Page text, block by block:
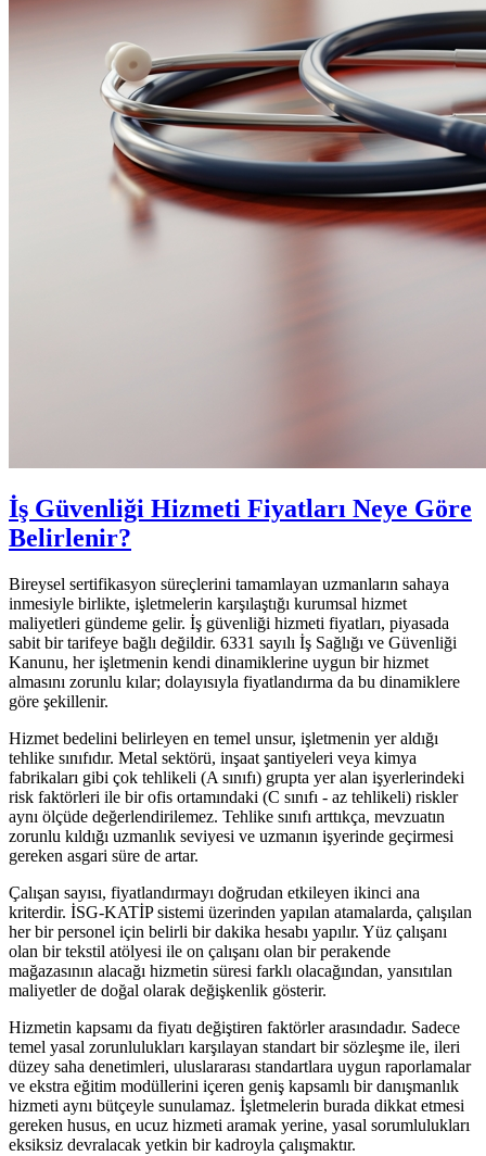
İş Güvenliği Hizmeti Fiyatları Neye Göre
Belirlenir?
Bireysel sertifikasyon süreçlerini tamamlayan uzmanların sahaya
inmesiyle birlikte, işletmelerin karşılaştığı kurumsal hizmet
maliyetleri gündeme gelir. İş güvenliği hizmeti fiyatları, piyasada
sabit bir tarifeye bağlı değildir. 6331 sayılı İş Sağlığı ve Güvenliği
Kanunu, her işletmenin kendi dinamiklerine uygun bir hizmet
almasını zorunlu kılar; dolayısıyla fiyatlandırma da bu dinamiklere
göre şekillenir.
Hizmet bedelini belirleyen en temel unsur, işletmenin yer aldığı
tehlike sınıfıdır. Metal sektörü, inşaat şantiyeleri veya kimya
fabrikaları gibi çok tehlikeli (A sınıfı) grupta yer alan işyerlerindeki
risk faktörleri ile bir ofis ortamındaki (C sınıfı - az tehlikeli) riskler
aynı ölçüde değerlendirilemez. Tehlike sınıfı arttıkça, mevzuatın
zorunlu kıldığı uzmanlık seviyesi ve uzmanın işyerinde geçirmesi
gereken asgari süre de artar.
Çalışan sayısı, fiyatlandırmayı doğrudan etkileyen ikinci ana
kriterdir. İSG-KATİP sistemi üzerinden yapılan atamalarda, çalışılan
her bir personel için belirli bir dakika hesabı yapılır. Yüz çalışanı
olan bir tekstil atölyesi ile on çalışanı olan bir perakende
mağazasının alacağı hizmetin süresi farklı olacağından, yansıtılan
maliyetler de doğal olarak değişkenlik gösterir.
Hizmetin kapsamı da fiyatı değiştiren faktörler arasındadır. Sadece
temel yasal zorunlulukları karşılayan standart bir sözleşme ile, ileri
düzey saha denetimleri, uluslararası standartlara uygun raporlamalar
ve ekstra eğitim modüllerini içeren geniş kapsamlı bir danışmanlık
hizmeti aynı bütçeyle sunulamaz. İşletmelerin burada dikkat etmesi
gereken husus, en ucuz hizmeti aramak yerine, yasal sorumlulukları
eksiksiz devralacak yetkin bir kadroyla çalışmaktır.